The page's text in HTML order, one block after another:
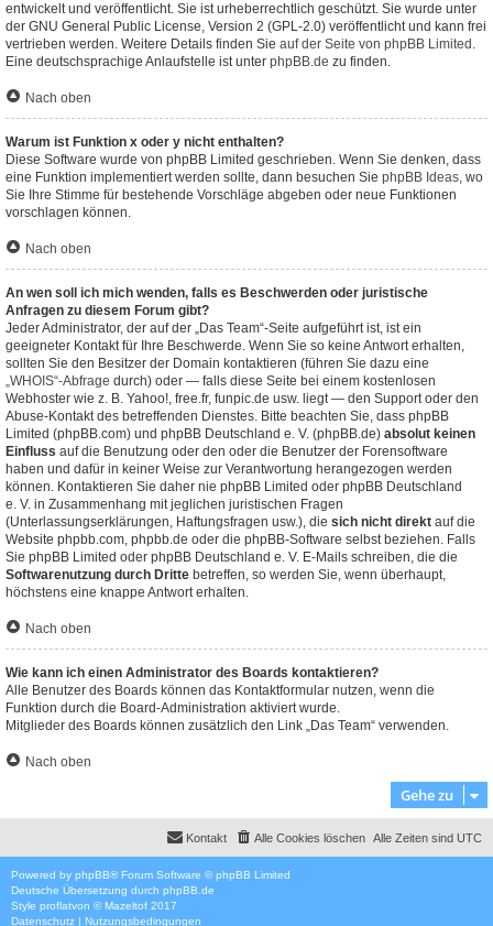
entwickelt und veröffentlicht. Sie ist urheberrechtlich geschützt. Sie wurde unter
der GNU General Public License, Version 2 (GPL-2.0) veröffentlicht und kann frei
vertrieben werden. Weitere Details finden Sie auf der Seite von phpBB Limited .
Eine deutschsprachige Anlaufstelle ist unter phpBB.de zu finden.
Nach oben
Warum ist Funktion x oder y nicht enthalten?
Diese Software wurde von phpBB Limited geschrieben. Wenn Sie denken, dass
eine Funktion implementiert werden sollte, dann besuchen Sie phpBB Ideas, wo
Sie Ihre Stimme für bestehende Vorschläge abgeben oder neue Funktionen
vorschlagen können.
Nach oben
An wen soll ich mich wenden, falls es Beschwerden oder juristische
Anfragen zu diesem Forum gibt?
Jeder Administrator, der auf der „Das Team“-Seite aufgeführt ist, ist ein
geeigneter Kontakt für Ihre Beschwerde. Wenn Sie so keine Antwort erhalten,
sollten Sie den Besitzer der Domain kontaktieren (führen Sie dazu eine
„WHOIS“-Abfrage durch) oder — falls diese Seite bei einem kostenlosen
Webhoster wie z. B. Yahoo!, free.fr, funpic.de usw. liegt — den Support oder den
Abuse-Kontakt des betreffenden Dienstes. Bitte beachten Sie, dass phpBB
Limited (phpBB.com) und phpBB Deutschland e. V. (phpBB.de) absolut keinen
Einfluss auf die Benutzung oder den oder die Benutzer der Forensoftware
haben und dafür in keiner Weise zur Verantwortung herangezogen werden
können. Kontaktieren Sie daher nie phpBB Limited oder phpBB Deutschland
e. V. in Zusammenhang mit jeglichen juristischen Fragen
(Unterlassungserklärungen, Haftungsfragen usw.), die sich nicht direkt auf die
Website phpbb.com, phpbb.de oder die phpBB-Software selbst beziehen. Falls
Sie phpBB Limited oder phpBB Deutschland e. V. E-Mails schreiben, die die
Softwarenutzung durch Dritte betreffen, so werden Sie, wenn überhaupt,
höchstens eine knappe Antwort erhalten.
Nach oben
Wie kann ich einen Administrator des Boards kontaktieren?
Alle Benutzer des Boards können das Kontaktformular nutzen, wenn die
Funktion durch die Board-Administration aktiviert wurde.
Mitglieder des Boards können zusätzlich den Link „Das Team“ verwenden.
Nach oben
Gehe zu
Alle Zeiten sind UTC
Alle Cookies löschen
Kontakt
Powered by phpBB® Forum Software © phpBB Limited
Deutsche Übersetzung durch phpBB.de
Style proflatvon ©Mazeltof 2017
Datenschutz | Nutzungsbedingungen